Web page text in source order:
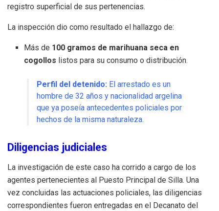
registro superficial de sus pertenencias.
La inspección dio como resultado el hallazgo de:
Más de 100 gramos de marihuana seca en
cogollos listos para su consumo o distribución.
Perfil del detenido: El arrestado es un
hombre de 32 años y nacionalidad argelina
que ya poseía antecedentes policiales por
hechos de la misma naturaleza.
Diligencias judiciales
La investigación de este caso ha corrido a cargo de los
agentes pertenecientes al Puesto Principal de Silla. Una
vez concluidas las actuaciones policiales, las diligencias
correspondientes fueron entregadas en el Decanato del